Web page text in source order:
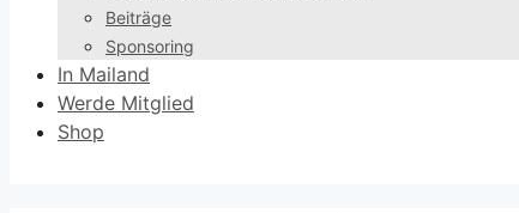
Beiträge
Sponsoring
In Mailand
Werde Mitglied
Shop